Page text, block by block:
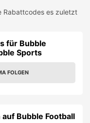
Rabattcodes es zuletzt
für Bubble
Sports
FOLGEN
Bubble Football